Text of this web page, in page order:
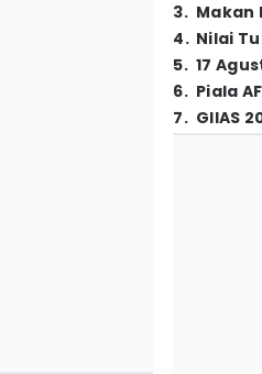
3. Makan
4. Nilai
5. 17
6. Piala
7. GIIAS